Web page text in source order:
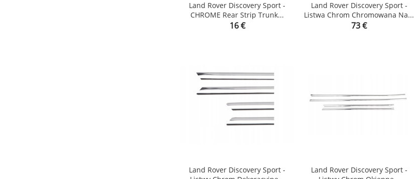
Land Rover Discovery Sport -
CHROME Rear Strip Trunk...
Price
16 €
Land Rover Discovery Sport -
Listwa Chrom Chromowana Na...
Price
73 €
Land Rover Discovery Sport -
Land Rover Discovery Sport -